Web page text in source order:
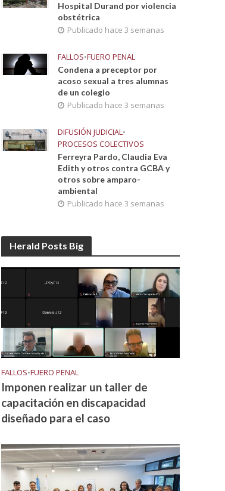
Hospital Durand por violencia
obstétrica
Publicado hace 3 semanas
FALLOS•FUERO PENAL
Condena a preceptor por
acoso sexual a tres alumnas
de un colegio
Publicado hace 3 semanas
DIFUSIÓN JUDICIAL•
PROCESOS COLECTIVOS
Ferreyra Pardo, Claudia Eva
Edith y otros contra GCBA y
otros sobre amparo-
ambiental
Publicado hace 3 semanas
Herald Posts Big
FALLOS•FUERO PENAL
Imponen realizar un taller de
capacitación en discapacidad
diseñado para el caso